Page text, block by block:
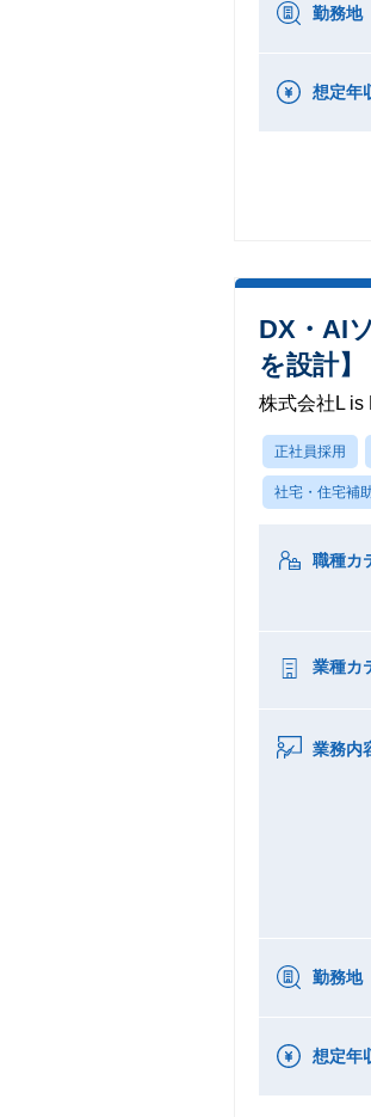
勤務地
想定年
DX・AI
を設計】
株式会社L is
正社員採用
社宅・住宅補
職種カ
業種カ
業務内
勤務地
想定年